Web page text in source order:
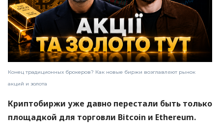
Конец традиционных брокеров? Как новые биржи возглавляют рынок
акций и золота
Криптобиржи уже давно перестали быть только
площадкой для торговли Bitcoin и Ethereum.